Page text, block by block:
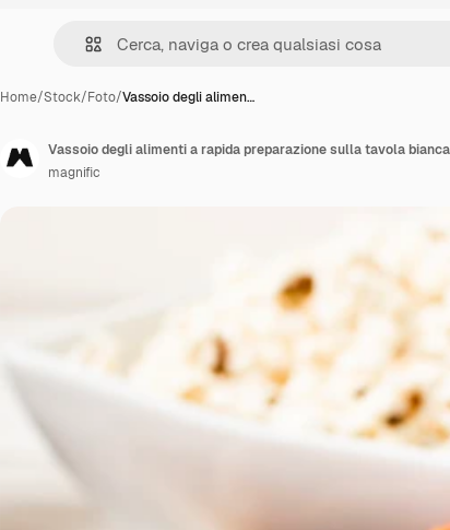
Home/Stock/Foto/Vassoio degli alimen…
Vassoio degli alimenti a rapida preparazione sulla tavola bianca
magnific